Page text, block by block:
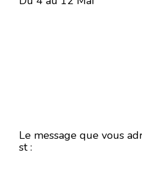
Le message que vous
st :